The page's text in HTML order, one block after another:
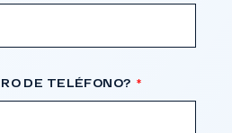
DE TELÉFONO?